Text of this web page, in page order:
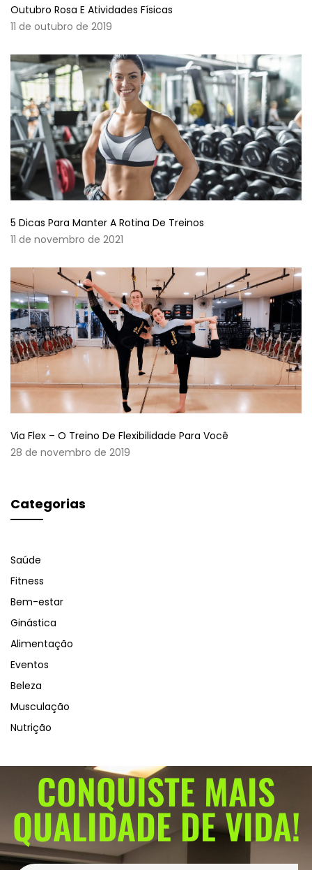
Outubro Rosa E Atividades Físicas
11 de outubro de 2019
5 Dicas Para Manter A Rotina De Treinos
11 de novembro de 2021
Via Flex – O Treino De Flexibilidade Para Você
28 de novembro de 2019
Categorias
Saúde
Fitness
Bem-estar
Ginástica
Alimentação
Eventos
Beleza
Musculação
Nutrição
CONQUISTE MAIS
QUALIDADE DE VIDA!